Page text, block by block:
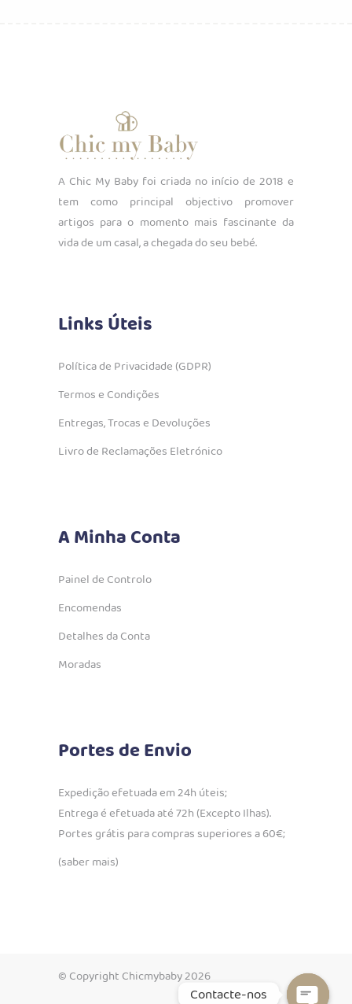
A Chic My Baby foi criada no início de 2018 e
tem como principal objectivo promover
artigos para o momento mais fascinante da
vida de um casal, a chegada do seu bebé.
Links Úteis
Política de Privacidade (GDPR)
Termos e Condições
Entregas, Trocas e Devoluções
Livro de Reclamações Eletrónico
A Minha Conta
Painel de Controlo
Encomendas
Detalhes da Conta
Moradas
Portes de Envio
Expedição efetuada em 24h úteis;
Entrega é efetuada até 72h (Excepto Ilhas).
Portes grátis para compras superiores a 60€;
(saber mais)
© Copyright Chicmybaby 2026
Contacte-nos